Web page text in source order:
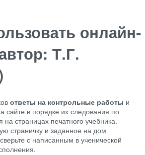
онлайн-
Т.Г.
ответы на контрольные работы и
сайте в порядке их следования по
страницах печатного учебника.
страничку и заданное на дом
сверьте с написанным в ученической